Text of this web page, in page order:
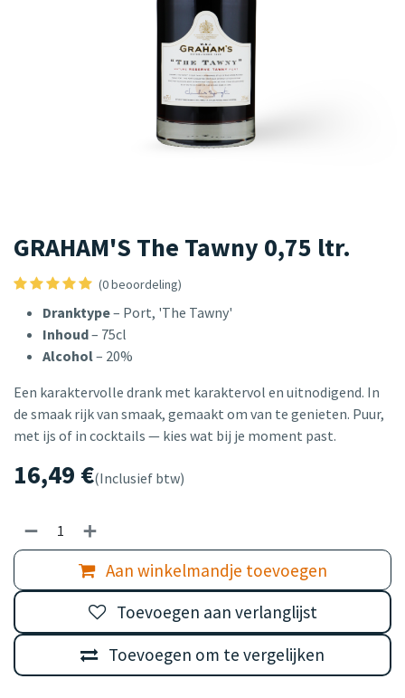
GRAHAM'S The Tawny 0,75 ltr.
(0 beoordeling)
Dranktype– Port, 'The Tawny'
Inhoud– 75cl
Alcohol– 20%
Een karaktervolle drank met karaktervol en uitnodigend. In
de smaak rijk van smaak, gemaakt om van te genieten. Puur,
met ijs of in cocktails — kies wat bij je moment past.
16,49 €(Inclusief btw)
Aan winkelmandje toevoegen
Toevoegen om te vergelijken
Toevoegen aan verlanglijst